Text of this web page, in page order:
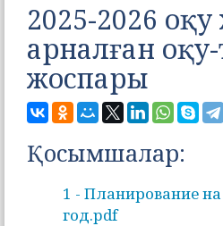
2025-2026
арналған
жоспары
Қосымшалар:
1 - Планирование
год.pdf